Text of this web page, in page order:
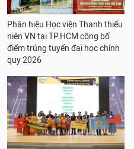
Phân hiệu Học viện Thanh thiếu
niên VN tại TP.HCM công bố
điểm trúng tuyển đại học chính
quy 2026